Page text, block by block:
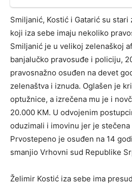
Smiljanić, Kostić i Gatarić su
koji iza sebe imaju nekoliko
Smiljanić je u velikoj zelenaškoj
banjalučko pravosuđe i policiju,
pravosnažno osuđen na devet
zelenaštva i iznuda. Oglašen je
optužnice, a izrečena mu je i
20.000 KM. U odvojenim
oduzimali i imovinu jer je
Prvostepeno je osuđen na 14
smanjio Vrhovni sud Republike
Želimir Kostić iza sebe ima